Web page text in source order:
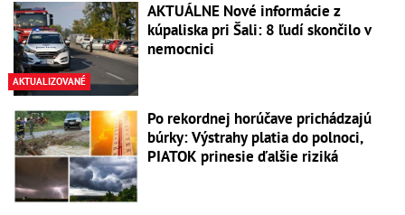
AKTUALIZOVANÉ
AKTUÁLNE Nové informácie z
kúpaliska pri Šali: 8 ľudí skončilo v
nemocnici
Po rekordnej horúčave prichádzajú
búrky: Výstrahy platia do polnoci,
PIATOK prinesie ďalšie riziká